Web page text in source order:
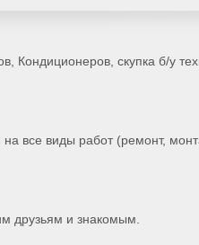
Кондиционеров, скупка б/у
все виды работ (ремонт,
друзьям и знакомым.